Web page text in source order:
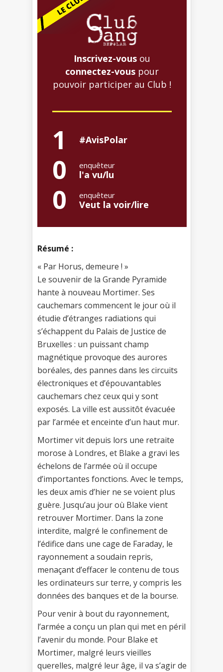
Inscrivez-vous ou
connectez-vous pour
pouvoir participer au Club !
1 #AvisPolar
0 enquêteur
l'a vu/lu
0 enquêteur
Veut la voir/lire
Résumé :
« Par Horus, demeure ! »
Le souvenir de la Grande Pyramide
hante à nouveau Mortimer. Ses
cauchemars commencent le jour où il
étudie d’étranges radiations qui
s’échappent du Palais de Justice de
Bruxelles : un puissant champ
magnétique provoque des aurores
boréales, des pannes dans les circuits
électroniques et d’épouvantables
cauchemars chez ceux qui y sont
exposés. La ville est aussitôt évacuée
par l’armée et enceinte d’un haut mur.
Mortimer vit depuis lors une retraite
morose à Londres, et Blake a gravi les
échelons de l’armée où il occupe
d’importantes fonctions. Avec le temps,
les deux amis d’hier ne se voient plus
guère. Jusqu’au jour où Blake vient
retrouver Mortimer. Dans la zone
interdite, malgré le confinement de
l’édifice dans une cage de Faraday, le
rayonnement a soudain repris,
menaçant d’effacer le contenu de tous
les ordinateurs sur terre, y compris les
données des banques et de la bourse.
Pour venir à bout du rayonnement,
l’armée a conçu un plan qui met en péril
l’avenir du monde. Pour Blake et
Mortimer, malgré leurs vieilles
querelles, malgré leur âge, il va s’agir de